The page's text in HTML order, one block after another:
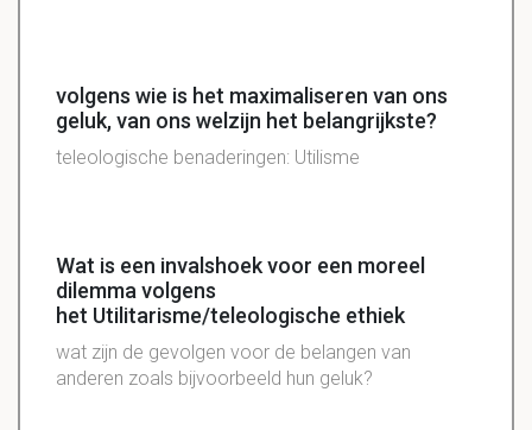
volgens wie is het maximaliseren van ons
geluk, van ons welzijn het belangrijkste?
teleologische benaderingen: Utilisme
Wat is een invalshoek voor een moreel
dilemma volgens
het Utilitarisme/teleologische ethiek
wat zijn de gevolgen voor de belangen van
anderen zoals bijvoorbeeld hun geluk?